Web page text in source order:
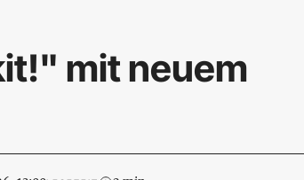
mit neuem